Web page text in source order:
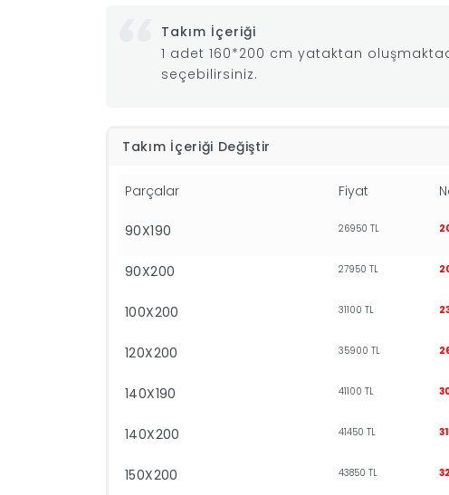
Takım İçeriği
1 adet 160*200 cm yataktan
seçebilirsiniz.
Takım İçeriği Değiştir
Parçalar Fiyat
90X190 26950 TL
90X200 27950 TL
100X200 31100 TL
120X200 35900 TL
140X190 41100 TL
140X200 41450 TL
150X200 43850 TL